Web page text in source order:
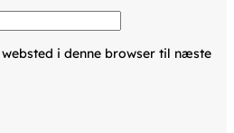
i denne browser til næste